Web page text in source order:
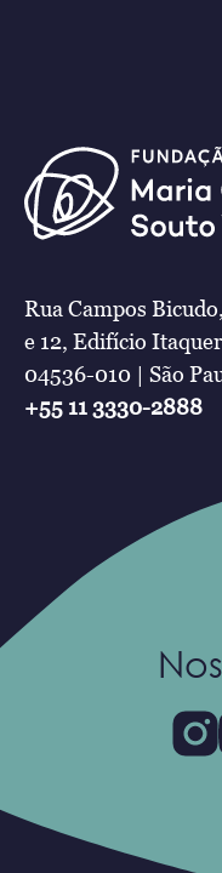
Rua Campos
e 12, Edifício
04536-010 | São
+55 11 3330-2888